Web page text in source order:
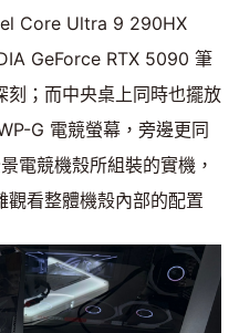
Core Ultra 9 290HX
GeForce RTX 5090 筆
刻；而中央桌上同時也擺放
G 電競螢幕，旁邊更同
電競機殼所組裝的實機，
觀看整體機殼內部的配置